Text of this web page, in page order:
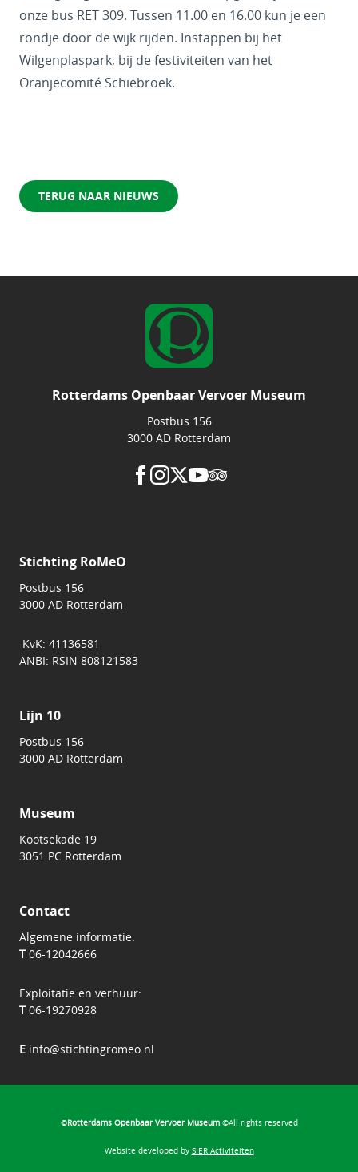
onze bus RET 309. Tussen 11.00 en 16.00 kun je een
rondje door de wijk rijden. Instappen bij het
Wilgenplaspark, bij de festiviteiten van het
Oranjecomité Schiebroek.
TERUG NAAR NIEUWS
Rotterdams Openbaar Vervoer Museum
Postbus 156
3000 AD Rotterdam
Stichting RoMeO
Postbus 156
3000 AD Rotterdam
KvK: 41136581
ANBI: RSIN 808121583
Lijn 10
Postbus 156
3000 AD Rotterdam
Museum
Kootsekade 19
3051 PC Rotterdam
Contact
Algemene informatie:
T06-12042666
Exploitatie en verhuur:
T06-19270928
E info@stichtingromeo.nl
©Rotterdams Openbaar Vervoer Museum©All rights reserved
Website developed by SIER Activiteiten